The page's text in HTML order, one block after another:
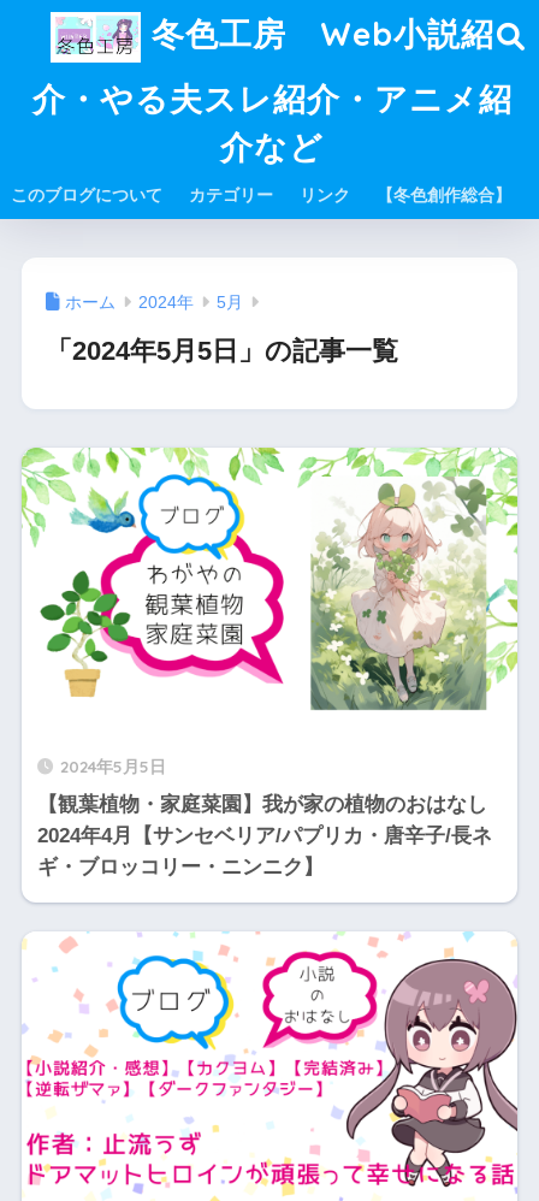
冬色工房 Web小説紹
介・やる夫スレ紹介・アニメ紹
介など
このブログについて カテゴリー リンク 【冬色創作総合】
ホーム 2024年 5月
「2024年5月5日」の記事一覧
2024年5月5日
【観葉植物・家庭菜園】我が家の植物のおはなし
2024年4月【サンセベリア/パプリカ・唐辛子/長ネ
ギ・ブロッコリー・ニンニク】